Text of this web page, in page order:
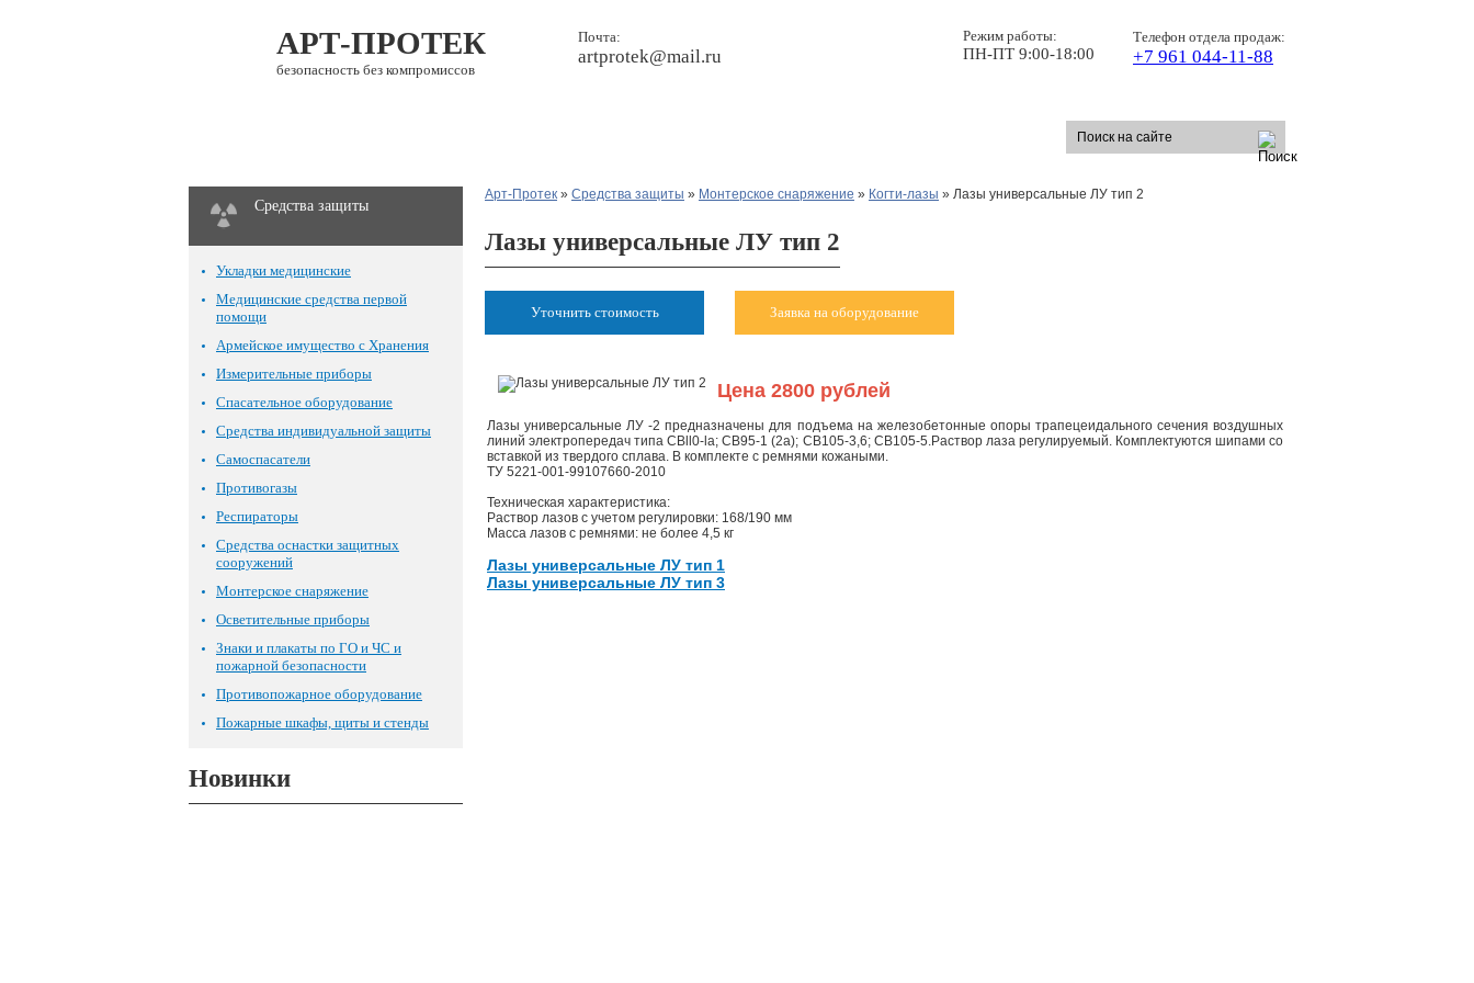
АРТ-ПРОТЕК
безопасность без компромиссов
Почта:
artprotek@mail.ru
Телефон отдела продаж:
+7 961 044-11-88
Режим работы:
ПН-ПТ 9:00-18:00
Средства защиты
Укладки медицинские
Медицинские средства первой
помощи
Армейское имущество с Хранения
Измерительные приборы
Спасательное оборудование
Средства индивидуальной защиты
Самоспасатели
Противогазы
Респираторы
Средства оснастки защитных
сооружений
Монтерское снаряжение
Осветительные приборы
Знаки и плакаты по ГО и ЧС и
пожарной безопасности
Противопожарное оборудование
Пожарные шкафы, щиты и стенды
Новинки
Арт-Протек » Средства защиты » Монтерское снаряжение » Когти-лазы » Лазы универсальные ЛУ тип 2
Лазы универсальные ЛУ тип 2
Уточнить стоимость Заявка на оборудование
Цена 2800 рублей
Лазы универсальные ЛУ -2предназначены для подъема на железобетонные опоры трапецеидального сече­ния воздушных
линий электропередач типа CBll0-la; CB95-1 (2а); СВ105-3,6; CB105-5.Раствор лаза регулируемый. Комплектуются шипами со
вставкой из твердого сплава. В комплекте с ремнями кожаными.
ТУ 5221-001-99107660-2010
Техническая характеристика:
Раствор лазов с учетом регулировки: 168/190 мм
Масса лазов с ремнями: не более 4,5 кг
Лазы универсальные ЛУ тип 1
Лазы универсальные ЛУ тип 3